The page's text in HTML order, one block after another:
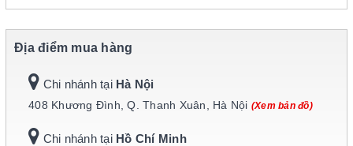
Địa điểm mua hàng
Chi nhánh tại Hà Nội
408 Khương Đình, Q. Thanh Xuân, Hà Nội (Xem bản đồ)
Chi nhánh tại Hồ Chí Minh